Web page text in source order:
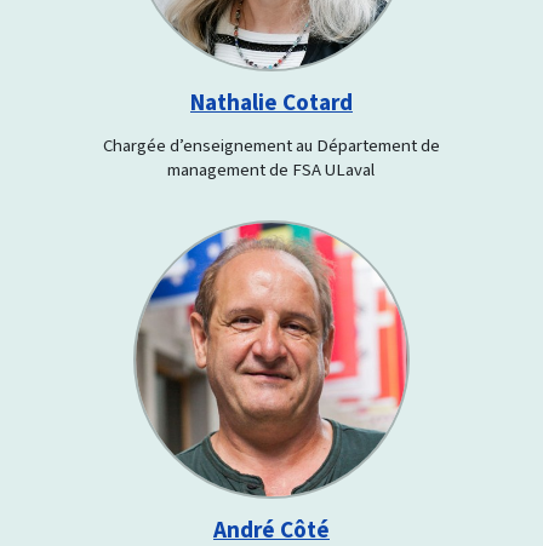
Nathalie Cotard
Chargée d’enseignement au Département de
management de FSA ULaval
André Côté